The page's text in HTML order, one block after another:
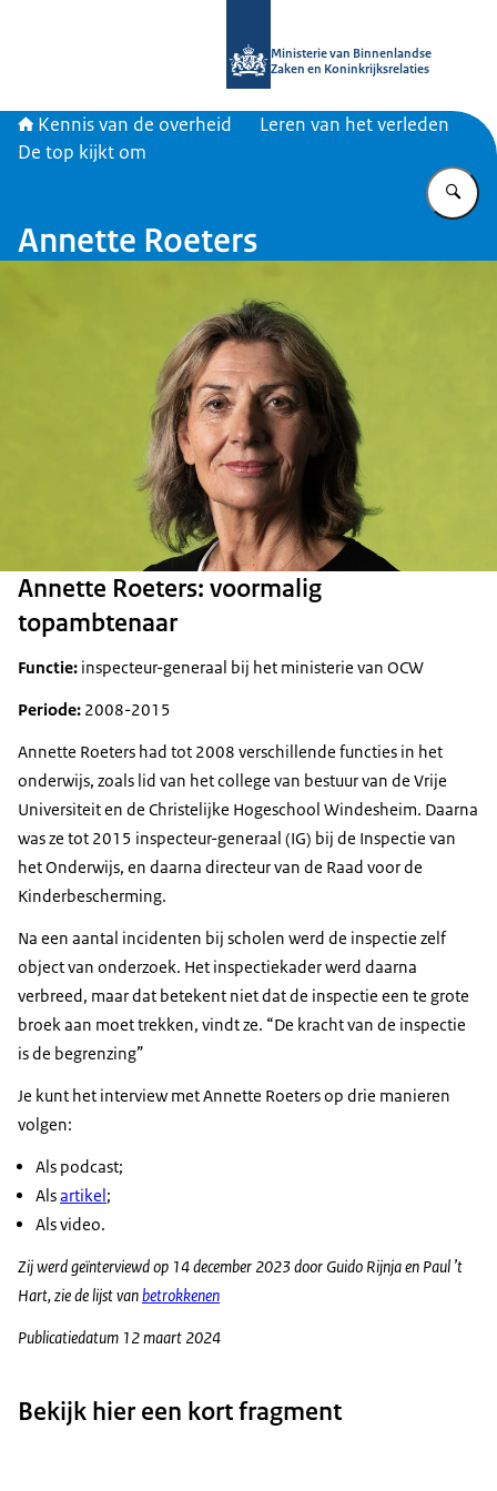
Ministerie van Binnenlandse
Zaken en Koninkrijksrelaties
Kennis van de overheid
Leren van het verleden
De top kijkt om
Annette Roeters
Annette Roeters: voormalig
topambtenaar
Functie: inspecteur-generaal bij het ministerie van OCW
Periode: 2008-2015
Annette Roeters had tot 2008 verschillende functies in het
onderwijs, zoals lid van het college van bestuur van de Vrije
Universiteit en de Christelijke Hogeschool Windesheim. Daarna
was ze tot 2015 inspecteur-generaal (IG) bij de Inspectie van
het Onderwijs, en daarna directeur van de Raad voor de
Kinderbescherming.
Na een aantal incidenten bij scholen werd de inspectie zelf
object van onderzoek. Het inspectiekader werd daarna
verbreed, maar dat betekent niet dat de inspectie een te grote
broek aan moet trekken, vindt ze. “De kracht van de inspectie
is de begrenzing”
Je kunt het interview met Annette Roeters op drie manieren
volgen:
Als podcast;
Alsartikel;
Als video.
Zij werd geïnterviewd op 14 december 2023 door Guido Rijnja en Paul ’t
Hart, zie de lijst vanbetrokkenen
Publicatiedatum 12 maart 2024
Bekijk hier een kort fragment